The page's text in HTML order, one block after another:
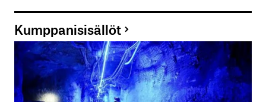
Kumppanisisällöt